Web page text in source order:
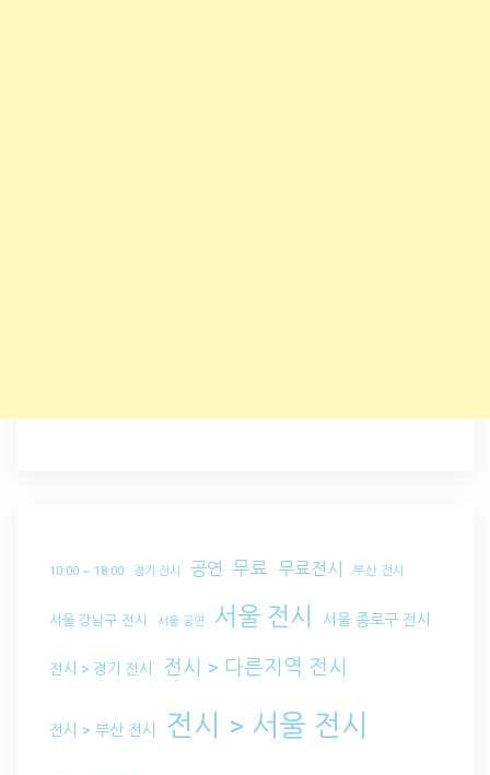
10:00 ~ 18:00 경기 전시 공연 무료 무료전시 부산 전시
서울 강남구 전시 서울 공연 서울 전시 서울 종로구 전시
전시 > 경기 전시 전시 > 다른지역 전시
전시 > 부산 전시 전시 > 서울 전시